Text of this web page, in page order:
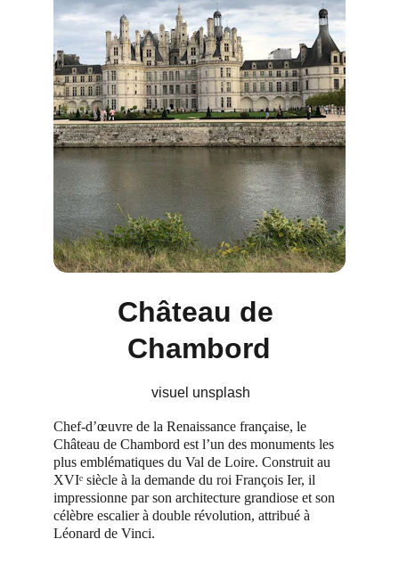
Château de
Chambord
Chef-d’œuvre de la Renaissance française, le
Château de Chambord est l’un des monuments les
plus emblématiques du Val de Loire. Construit au
XVIᵉ siècle à la demande du roi François Ier, il
impressionne par son architecture grandiose et son
célèbre escalier à double révolution, attribué à
Léonard de Vinci.
visuel unsplash